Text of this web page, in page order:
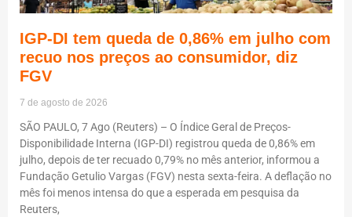
IGP-DI tem queda de 0,86% em julho com
recuo nos preços ao consumidor, diz
FGV
7 de agosto de 2026
SÃO PAULO, 7 Ago (Reuters) – O Índice Geral de Preços-
Disponibilidade Interna (IGP-DI) registrou queda de 0,86% em
julho, depois de ter recuado 0,79% no mês anterior, informou a
Fundação Getulio Vargas (FGV) nesta sexta-feira. A deflação no
mês foi menos intensa do que a esperada em pesquisa da
Reuters,